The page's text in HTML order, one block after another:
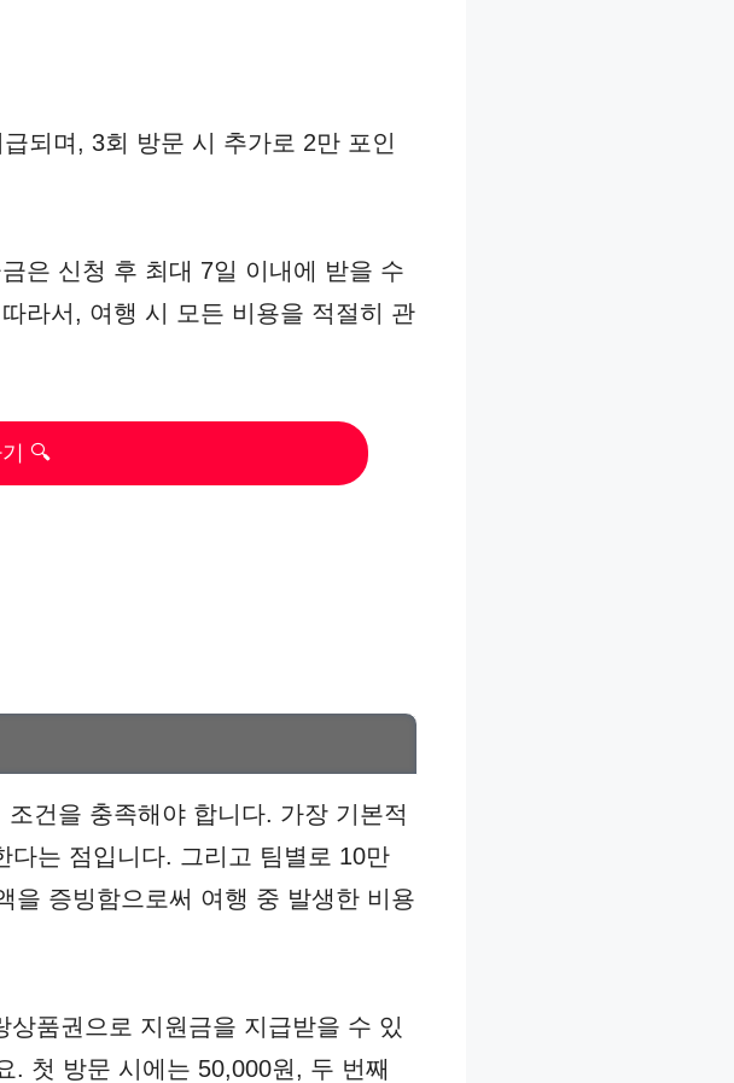
되며, 3회 방문 시 추가로 2만 포인
은 신청 후 최대 7일 이내에 받을 수
라서, 여행 시 모든 비용을 적절히 관
🔍
건을 충족해야 합니다. 가장 기본적
다는 점입니다. 그리고 팀별로 10만
을 증빙함으로써 여행 중 발생한 비용
상품권으로 지원금을 지급받을 수 있
. 첫 방문 시에는 50,000원, 두 번째